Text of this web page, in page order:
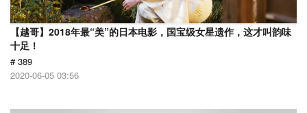
【越哥】2018年最“美”的日本电影，国宝级女星遗作，这才叫韵味
十足！
# 389
2020-06-05 03:56